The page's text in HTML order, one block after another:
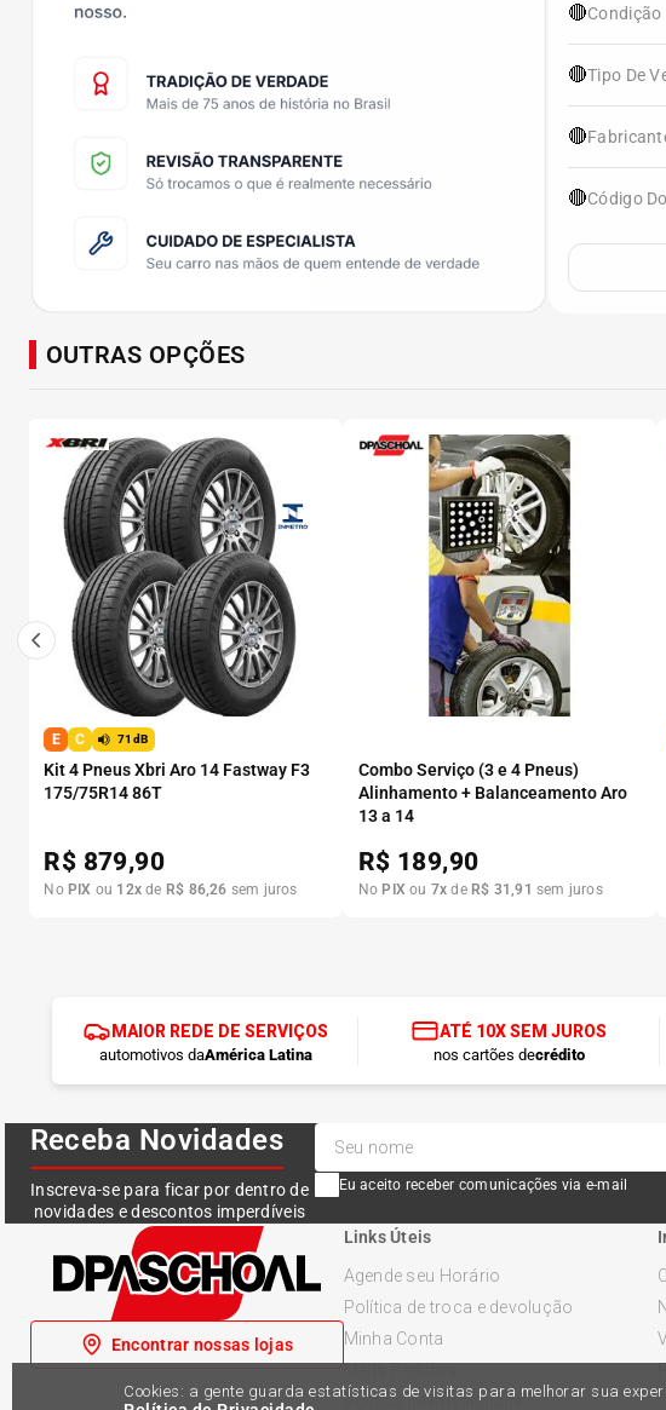
Cookies: a gente guarda estatísticas de visitas para melhorar sua
🔴Condição
🔴Tipo De
🔴
🔴Código
OUTRAS OPÇÕES
E C 71dB
Kit 4 Pneus Xbri Aro 14 Fastway F3
175/75R14 86T
R$ 879,90
No PIX ou 12x de R$ 86,26 sem juros
Combo Serviço (3 e 4 Pneus)
Alinhamento + Balanceamento Aro
13 a 14
R$ 189,90
No PIX ou 7x de R$ 31 ,91 sem juros
MAIOR REDE DE SERVIÇOS
automotivos daAmérica Latina
ATÉ 10X SEM JUROS
nos cartões decrédito
Receba Novidades
Inscreva-se para ficar por dentro de
novidades e descontos imperdíveis
Eu aceito receber comunicações via e-mail
Encontrar nossas lojas
Links Úteis
Agende seu Horário
Política de troca e devolução
Minha Conta
Política de Privacidade